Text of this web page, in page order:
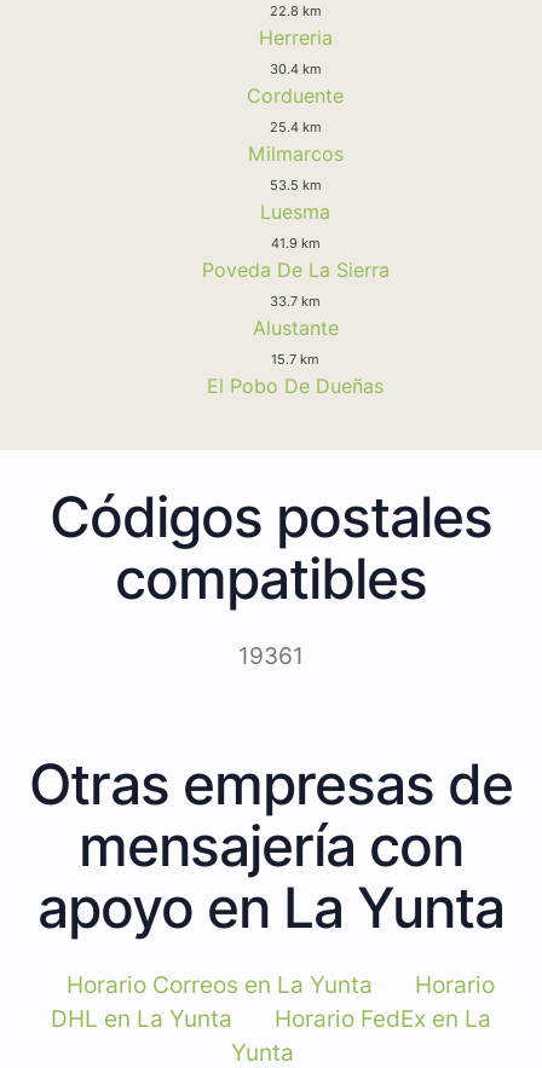
22.8 km
Herreria
30.4 km
Corduente
25.4 km
Milmarcos
53.5 km
Luesma
41.9 km
Poveda De La Sierra
33.7 km
Alustante
15.7 km
El Pobo De Dueñas
Códigos postales
compatibles
19361
Otras empresas de
mensajería con
apoyo en La Yunta
Horario Correos en La Yunta
Horario
DHL en La Yunta
Horario FedEx en La
Yunta